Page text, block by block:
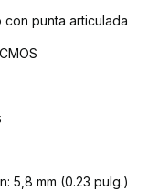
con punta articulada
5,8 mm (0.23 pulg.)